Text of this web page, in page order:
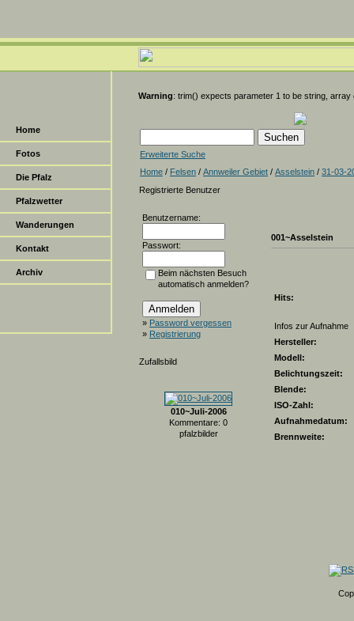
Home
Fotos
Die Pfalz
Pfalzwetter
Wanderungen
Kontakt
Archiv
Warning: trim() expects parameter 1 to be string,
Erweiterte Suche
Home / Felsen / Annweiler Gebiet / Asselstein / 31-03-
Registrierte Benutzer
Benutzername:
Passwort:
Beim nächsten Besuch
automatisch anmelden?
» Password vergessen
» Registrierung
Zufallsbild
010~Juli-2006
Kommentare: 0
pfalzbilder
001~Asselstein
Hits:
Infos zur Aufnahme
Hersteller:
Modell:
Belichtungszeit:
Blende:
ISO-Zahl:
Aufnahmedatum:
Brennweite: